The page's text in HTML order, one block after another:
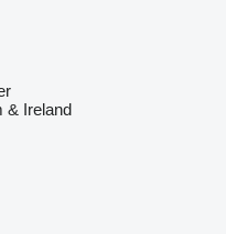
& Ireland